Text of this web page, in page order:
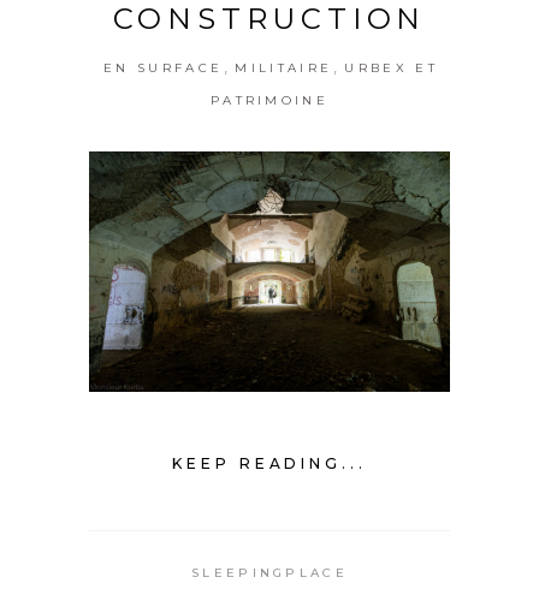
CONSTRUCTION
EN SURFACE MILITAIRE URBEX ET
PATRIMOINE
KEEP READING...
SLEEPINGPLACE